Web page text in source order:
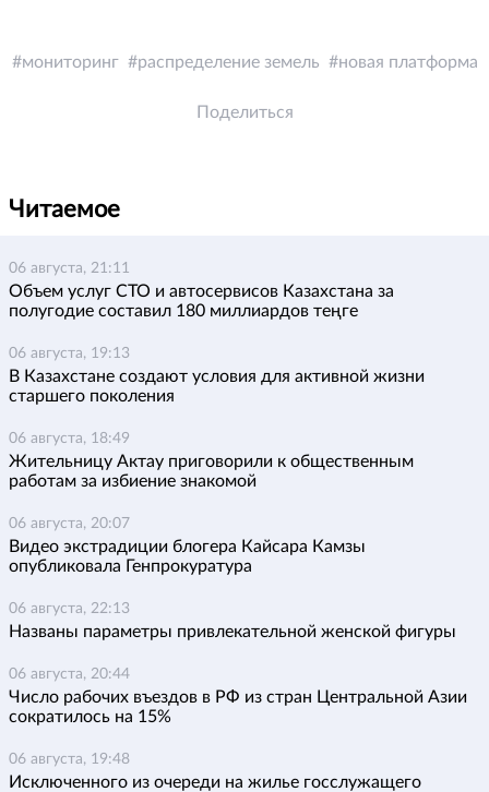
мониторинг распределение земель новая платформа
Поделиться
Читаемое
06 августа, 21:11
Объем услуг СТО и автосервисов Казахстана за
полугодие составил 180 миллиардов теңге
06 августа, 19:13
В Казахстане создают условия для активной жизни
старшего поколения
06 августа, 18:49
Жительницу Актау приговорили к общественным
работам за избиение знакомой
06 августа, 20:07
Видео экстрадиции блогера Кайсара Камзы
опубликовала Генпрокуратура
06 августа, 22:13
Названы параметры привлекательной женской фигуры
06 августа, 20:44
Число рабочих въездов в РФ из стран Центральной Азии
сократилось на 15%
06 августа, 19:48
Исключенного из очереди на жилье госслужащего